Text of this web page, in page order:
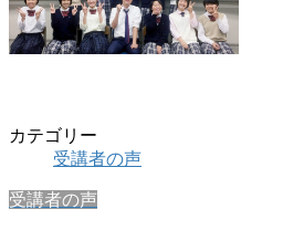
カテゴリー
受講者の声
受講者の声